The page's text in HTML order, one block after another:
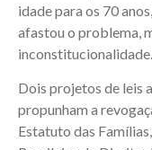
idade para os 70
afastou o problema,
inconstitucionalidade.
Dois projetos de leis
propunham a
Estatuto das